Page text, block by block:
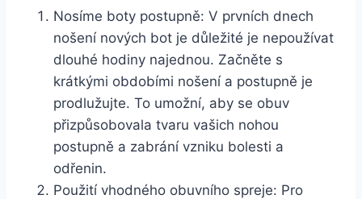
Nosíme boty postupně: V ⁤prvních ⁣dnech
nošení nových⁢ bot je důležité je nepoužívat
dlouhé hodiny najednou. Začněte s
krátkými obdobími nošení a postupně je
prodlužujte. To umožní, aby se obuv
přizpůsobovala tvaru vašich ‍nohou
postupně a zabrání ⁢vzniku bolesti ‍a
odřenin.
Použití vhodného obuvního spreje: Pro